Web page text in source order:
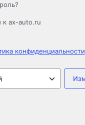
к ax-auto.ru
конфиденциальности